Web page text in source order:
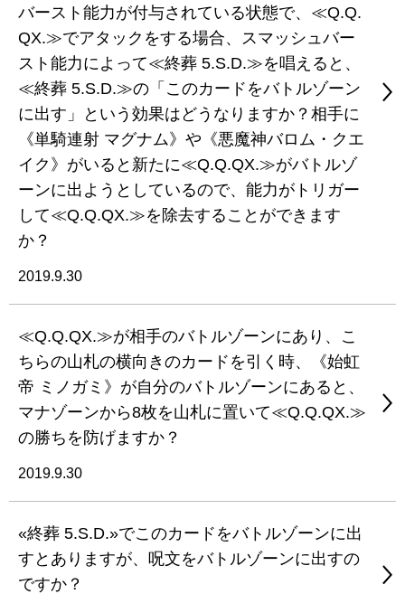
バースト能力が付与されている状態で、≪Q.Q.
QX.≫でアタックをする場合、スマッシュバー
スト能力によって≪終葬 5.S.D.≫を唱えると、
≪終葬 5.S.D.≫の「このカードをバトルゾーン
に出す」という効果はどうなりますか？相手に
《単騎連射 マグナム》や《悪魔神バロム・クエ
イク》がいると新たに≪Q.Q.QX.≫がバトルゾ
ーンに出ようとしているので、能力がトリガー
して≪Q.Q.QX.≫を除去することができます
か？
2019.9.30
≪Q.Q.QX.≫が相手のバトルゾーンにあり、こ
ちらの山札の横向きのカードを引く時、《始虹
帝 ミノガミ》が自分のバトルゾーンにあると、
マナゾーンから8枚を山札に置いて≪Q.Q.QX.≫
の勝ちを防げますか？
2019.9.30
«終葬 5.S.D.»でこのカードをバトルゾーンに出
すとありますが、呪文をバトルゾーンに出すの
ですか？